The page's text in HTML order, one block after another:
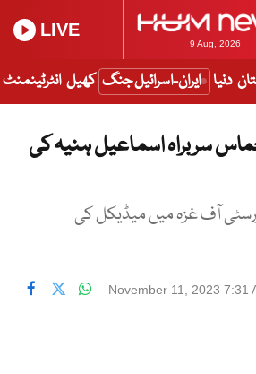
9 Aug, 2026
LIVE
دنیا ایران-اسرائیل جنگ کھیل انٹرٹینمنٹ
سربراہ اسماعیل ہنیہ کی
آف غزہ میں میڈیکل کی
November 11, 2023 7:31